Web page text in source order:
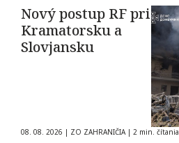
Nový postup RF pri
Kramatorsku a
Slovjansku
08. 08. 2026 | ZO ZAHRANIČIA | 2 min. čítania